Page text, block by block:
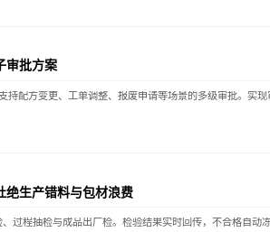
审批方案
绝生产错料与包材浪费